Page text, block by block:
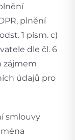
plnění
1 písm. c)
dle čl. 6
zájmem
údajů pro
smlouvy